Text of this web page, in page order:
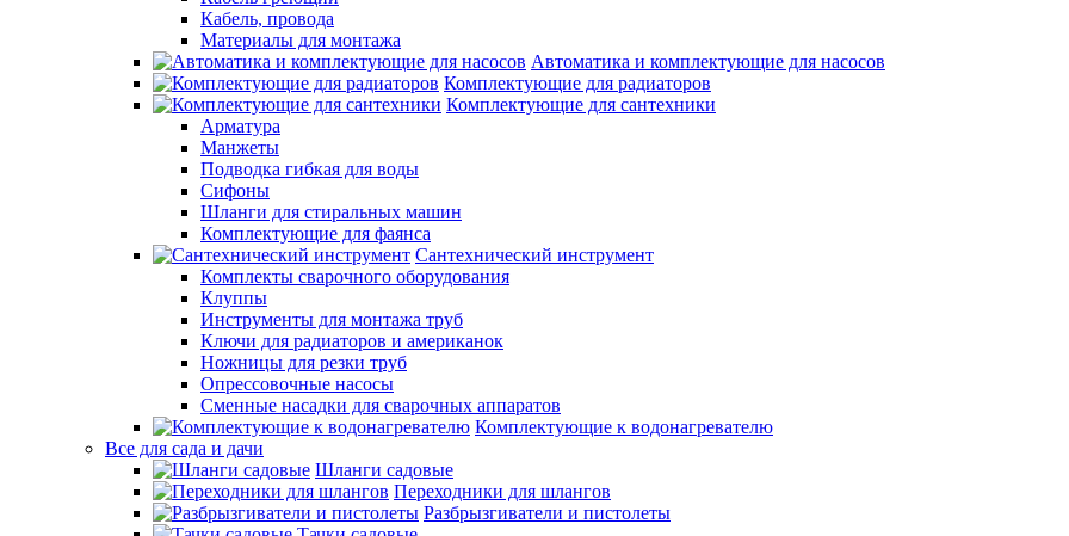
Кабель, провода
Материалы для монтажа
Автоматика и комплектующие для насосов
Комплектующие для радиаторов
Комплектующие для сантехники
Арматура
Манжеты
Подводка гибкая для воды
Сифоны
Шланги для стиральных машин
Комплектующие для фаянса
Сантехнический инструмент
Комплекты сварочного оборудования
Клуппы
Инструменты для монтажа труб
Ключи для радиаторов и американок
Ножницы для резки труб
Опрессовочные насосы
Сменные насадки для сварочных аппаратов
Комплектующие к водонагревателю
Все для сада и дачи
Шланги садовые
Переходники для шлангов
Разбрызгиватели и пистолеты